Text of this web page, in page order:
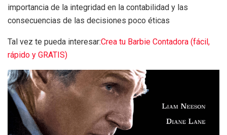
importancia de la integridad en la contabilidad y las
consecuencias de las decisiones poco éticas
Tal vez te pueda interesar:Crea tu Barbie Contadora (fácil,
rápido y GRATIS)